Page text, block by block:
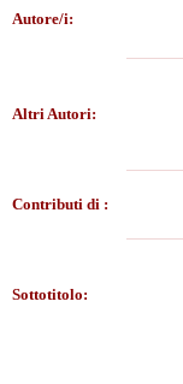
Autore/i:
Altri Autori:
Contributi di :
Sottotitolo: